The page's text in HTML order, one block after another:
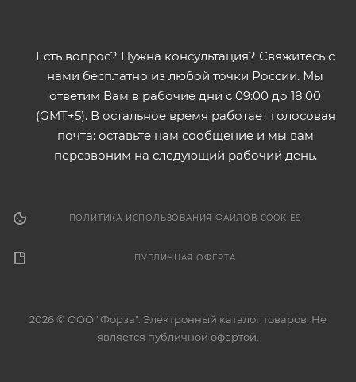
Есть вопрос? Нужна консультация? Свяжитесь с
нами бесплатно из любой точки России. Мы
ответим Вам в рабочие дни с 09:00 до 18:00
(GMT+5). В остальное время работает голосовая
почта: оставьте нам сообщение и мы вам
перезвоним на следующий рабочий день.
ПОЛИТИКА ИСПОЛЬЗОВАНИЯ ФАЙЛОВ COOKIES
ПУБЛИЧНАЯ ОФЕРТА
2026 © ООО "Форза". Электронный каталог товаров. Не
является публичной офертой.